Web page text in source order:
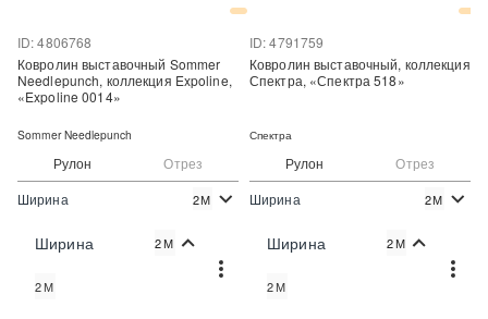
Рулон Отрез
ID: 4806768
Цена:
Ковролин выставочный Sommer
Needlepunch, коллекция Expoline,
«Expoline 0014»
Sommer Needlepunch
Ширина 2М
Ширина 2М
2М
Рулон Отрез
ID: 4791759
Цена:
Ковролин выставочный, коллекция
Спектра, «Спектра 518»
Спектра
Ширина 2М
Ширина 2М
2М